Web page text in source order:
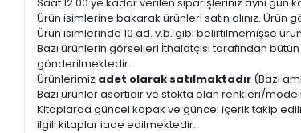
Ürün isimlerine bakarak ürünleri satın alınız. Ürün
Ürün isimlerinde 10 ad. v.b. gibi belirtilmemişse
Bazı ürünlerin görselleri İthalatçısı tarafından
gönderilmektedir.
Ürünlerimiz adet olarak satılmaktadır (Bazı
Bazı ürünler asortidir ve stokta olan renkleri/
Kitaplarda güncel kapak ve güncel içerik takip
ilgili kitaplar iade edilmektedir.